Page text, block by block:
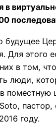
в
будущее
Для этого
них в том,
люди,
поместную
году.